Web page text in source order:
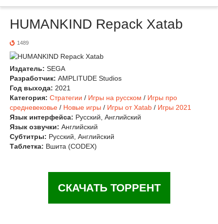
HUMANKIND Repack Xatab
1489
Издатель: SEGA
Разработчик: AMPLITUDE Studios
Год выхода: 2021
Категория: Стратегии / Игры на русском / Игры про
средневековье / Новые игры / Игры от Xatab / Игры 2021
Язык интерфейса: Русский, Английский
Язык озвучки: Английский
Субтитры: Русский, Английский
Таблетка: Вшита (CODEX)
СКАЧАТЬ ТОРРЕНТ